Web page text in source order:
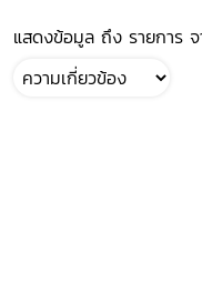
แสดงข้อมูล ถึง รายการ